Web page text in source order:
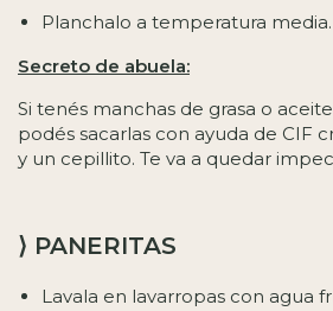
Planchalo a temperatura media.
Secreto de abuela:
Si tenés manchas de grasa o
podés sacarlas con ayuda de CIF
y un cepillito. Te va a quedar
⟩ PANERITAS
Lavala en lavarropas con agua